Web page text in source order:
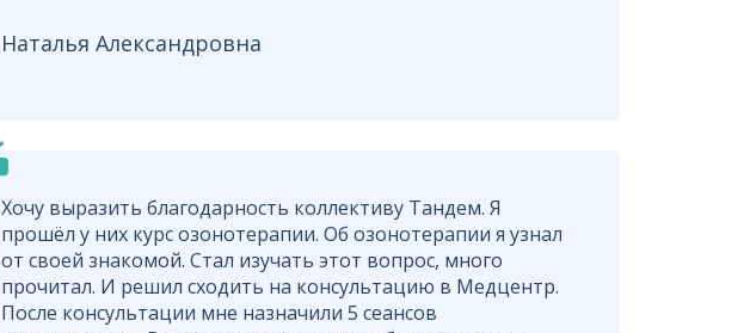
Наталья Александровна
Хочу выразить благодарность коллективу Тандем. Я
прошёл у них курс озонотерапии. Об озонотерапии я узнал
от своей знакомой. Стал изучать этот вопрос, много
прочитал. И решил сходить на консультацию в Медцентр.
После консультации мне назначили 5 сеансов